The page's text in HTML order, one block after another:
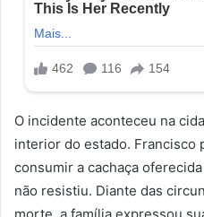
O incidente aconteceu na
interior do estado. Francisco
consumir a cachaça
não resistiu. Diante das